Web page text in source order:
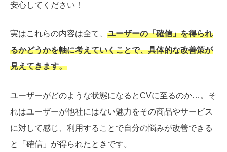
安心してください！
実はこれらの内容は全て、 ユーザーの「確信」を得られ
るかどうかを軸に考えていくことで、具体的な改善策が
見えてきます。
ユーザーがどのような状態になるとCVに至るのか…。そ
れはユーザーが他社にはない魅力をその商品やサービス
に対して感じ、利用することで自分の悩みが改善できる
と「確信」が得られたときです。